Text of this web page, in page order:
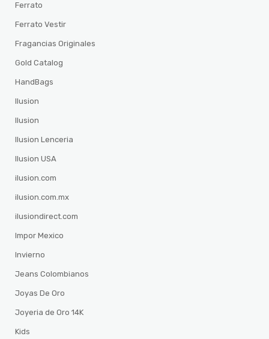
Ferrato
Ferrato Vestir
Fragancias Originales
Gold Catalog
HandBags
Ilusion
Ilusion
Ilusion Lenceria
Ilusion USA
ilusion.com
ilusion.com.mx
ilusiondirect.com
Impor Mexico
Invierno
Jeans Colombianos
Joyas De Oro
Joyeria de Oro 14K
Kids